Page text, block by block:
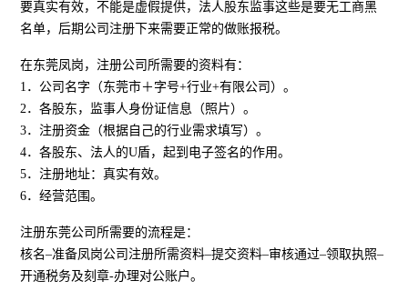
要真实有效，不能是虚假提供，法人股东监事这些是要无工商黑
名单，后期公司注册下来需要正常的做账报税。
在东莞凤岗，注册公司所需要的资料有：
1．公司名字（东莞市＋字号+行业+有限公司）。
2．各股东，监事人身份证信息（照片）。
3．注册资金（根据自己的行业需求填写）。
4．各股东、法人的U盾，起到电子签名的作用。
5．注册地址：真实有效。
6．经营范围。
注册东莞公司所需要的流程是：
核名–准备凤岗公司注册所需资料–提交资料–审核通过–领取执照–
开通税务及刻章-办理对公账户。